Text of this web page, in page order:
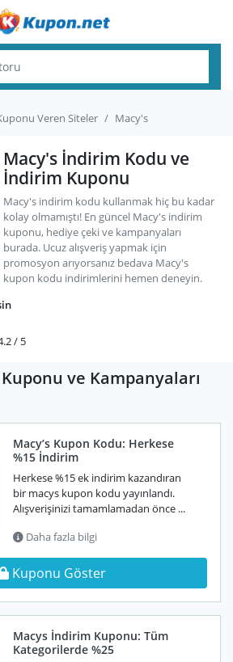
Veren Siteler Macy's
/ 5
Macy's İndirim Kodu ve
İndirim Kuponu
Macy's indirim kodu kullanmak hiç bu kadar
kolay olmamıştı! En güncel Macy's indirim
kuponu, hediye çeki ve kampanyaları
burada. Ucuz alışveriş yapmak için
promosyon arıyorsanız bedava Macy's
kupon kodu indirimlerini hemen deneyin.
ve Kampanyaları
Macy’s Kupon Kodu: Herkese
%15 İndirim
Herkese %15 ek indirim kazandıran
bir macys kupon kodu yayınlandı.
Alışverişinizi tamamlamadan önce ...
Daha fazla bilgi
Kuponu Göster
Macys İndirim Kuponu: Tüm
Kategorilerde %25